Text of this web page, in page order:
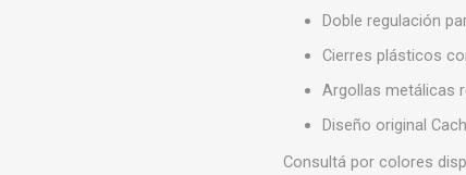
Doble regulación
Cierres plásticos
Argollas metálicas
Diseño original
Consultá por colores